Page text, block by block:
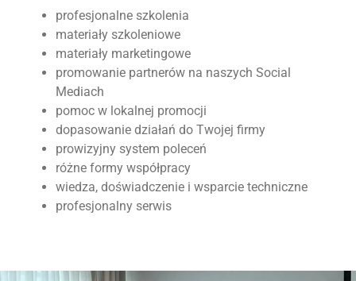
profesjonalne szkolenia
materiały szkoleniowe
materiały marketingowe
promowanie partnerów na naszych Social
Mediach
pomoc w lokalnej promocji
dopasowanie działań do Twojej firmy
prowizyjny system poleceń
różne formy współpracy
wiedza, doświadczenie i wsparcie techniczne
profesjonalny serwis